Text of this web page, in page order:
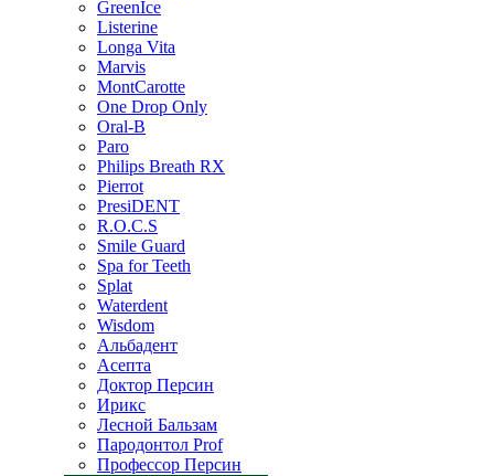
GreenIce
Listerine
Longa Vita
Marvis
MontCarotte
One Drop Only
Oral-B
Paro
Philips Breath RX
Pierrot
PresiDENT
R.O.C.S
Smile Guard
Spa for Teeth
Splat
Waterdent
Wisdom
Альбадент
Асепта
Доктор Персин
Ирикс
Лесной Бальзам
Пародонтол Prof
Профессор Персин